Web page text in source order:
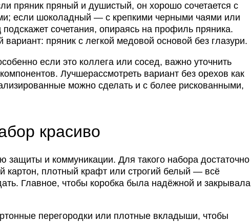
пряник пряный и душистый, он хорошо сочетается с
если шоколадный — с крепкими черными чаями или
сочетания, опираясь на профиль пряника.
пряник с легкой медовой основой без глазури.
если это коллега или сосед, важно уточнить
Лучшерассмотреть вариант без орехов как
можно сделать и с более рискованными,
красиво
защиты и коммуникации. Для такого набора достаточно
картон, плотный крафт или строгий белый — всё
Главное, чтобы коробка была надёжной и закрывала
перегородки или плотные вкладыши, чтобы